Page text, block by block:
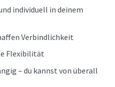
individuell in deinem
Verbindlichkeit
Flexibilität
– du kannst von überall